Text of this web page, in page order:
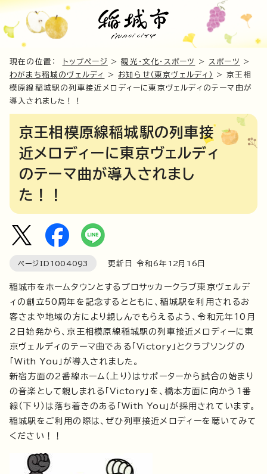
現在の位置： トップページ >観光・文化・スポーツ > スポーツ
>
わがまち稲城のヴェルディ
> お知らせ（東京ヴェルディ）
> 京王相
模原線稲城駅の列車接近メロディーに東京ヴェルディのテーマ曲が
導入されました！！
京王相模原線稲城駅の列車接
近メロディーに東京ヴェルディ
のテーマ曲が導入されまし
た！！
ページID 1004093 更新日 令和6年 12月 16 日
稲城市をホームタウンとするプロサッカークラブ東京ヴェルデ
ィの創立50周年を記念するとともに、稲城駅を利用されるお
客さまや地域の方により親しんでもらえるよう、令和元年10月
2日始発から、京王相模原線稲城駅の列車接近メロディーに東
京ヴェルディのテーマ曲である「 Victory」とクラブソングの
「With You 」が導入されました。
新宿方面の2番線ホーム（上り）はサポーターから試合の始まり
の音楽として親しまれる「Victory 」を、橋本方面に向かう1番
線（下り）は落ち着きのある「 With You 」が採用されています。
稲城駅をご利用の際は、ぜひ列車接近メロディーを聴いてみて
ください！！